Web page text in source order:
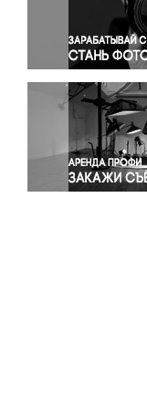
Религия
Светская
Спорт
Экология